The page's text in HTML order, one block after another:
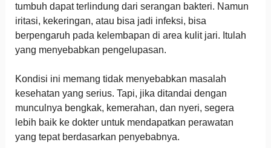
tumbuh dapat terlindung dari serangan bakteri. Namun
iritasi, kekeringan, atau bisa jadi infeksi, bisa
berpengaruh pada kelembapan di area kulit jari. Itulah
yang menyebabkan pengelupasan.
Kondisi ini memang tidak menyebabkan masalah
kesehatan yang serius. Tapi, jika ditandai dengan
munculnya bengkak, kemerahan, dan nyeri, segera
lebih baik ke dokter untuk mendapatkan perawatan
yang tepat berdasarkan penyebabnya.